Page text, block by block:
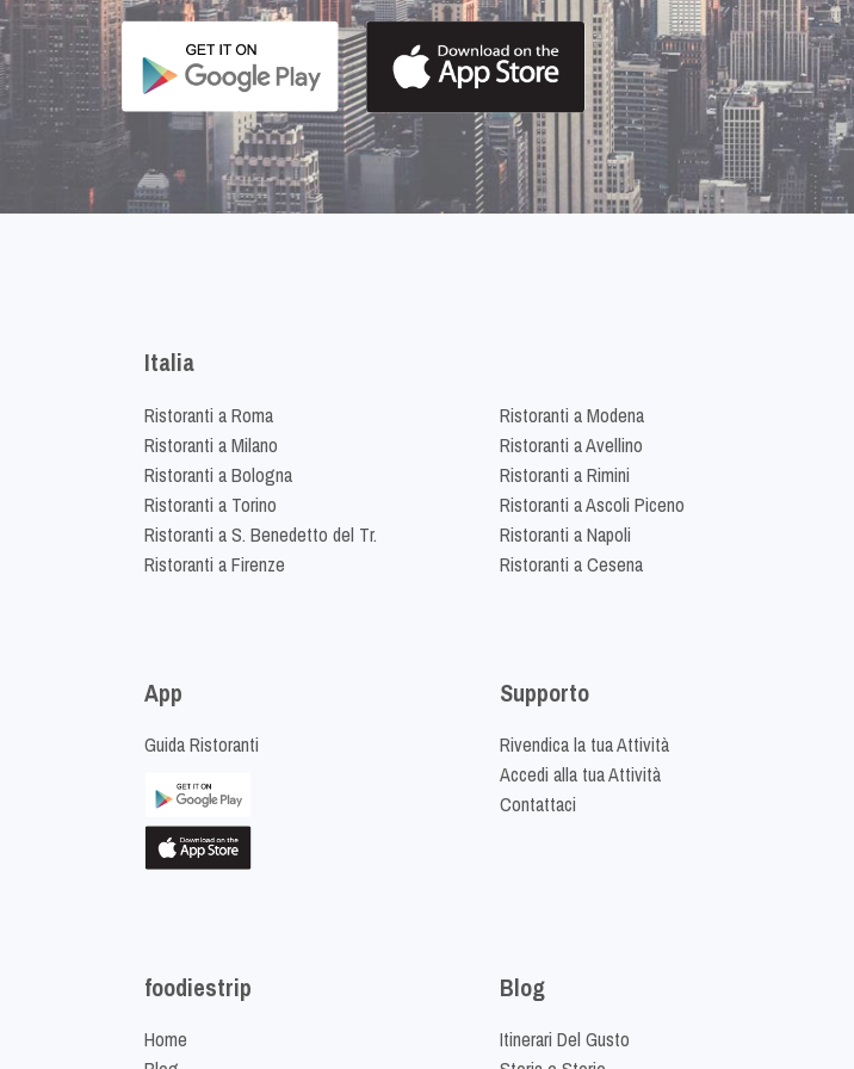
Italia
Ristoranti a Roma
Ristoranti a Milano
Ristoranti a Bologna
Ristoranti a Torino
Ristoranti a S. Benedetto del Tr.
Ristoranti a Firenze
Ristoranti a Modena
Ristoranti a Avellino
Ristoranti a Rimini
Ristoranti a Ascoli Piceno
Ristoranti a Napoli
Ristoranti a Cesena
App
Guida Ristoranti
Supporto
Rivendica la tua Attività
Accedi alla tua Attività
Contattaci
foodiestrip
Home
Blog
Itinerari Del Gusto